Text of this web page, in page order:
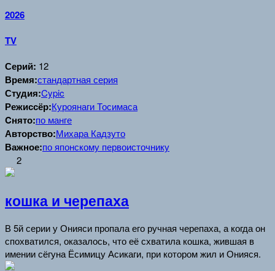
2026
TV
Серий: 12
Время:стандартная серия
Студия:Cypic
Режиссёр:Куроянаги Тосимаса
Cнято:по манге
Авторство:Михара Кадзуто
Важное:по японскому первоисточнику
2
кошка и черепаха
В 5й серии у Онияси пропала его ручная черепаха, а когда он
спохватился, оказалось, что её схватила кошка, жившая в
имении сёгуна Ёсимицу Асикаги, при котором жил и Онияся.